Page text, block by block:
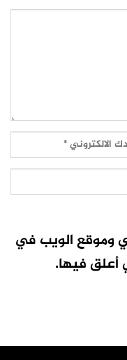
وموقع الويب في
أعلق فيها.